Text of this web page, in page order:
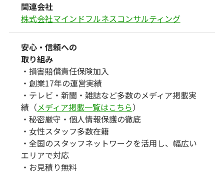
関連会社
株式会社マインドフルネスコンサルティング
安心・信頼への
取り組み
・損害賠償責任保険加入
・創業17年の運営実績
・テレビ・新聞・雑誌など多数のメディア掲載実
績（メディア掲載一覧はこちら）
・秘密厳守・個人情報保護の徹底
・女性スタッフ多数在籍
・全国のスタッフネットワークを活用し、幅広い
エリアで対応
・お見積り無料